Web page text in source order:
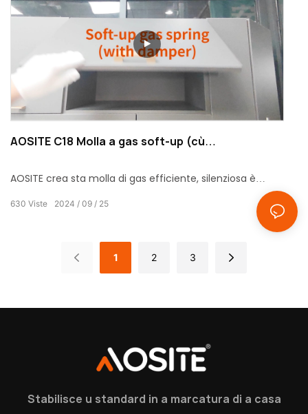
AOSITE C18 Molla a gas soft-up (cù
AOSITE crea sta molla di gas efficiente, silenziosa è
2024 09 25
630 Viste
1 2 3
Stabilisce u standard in a marcatura di a casa